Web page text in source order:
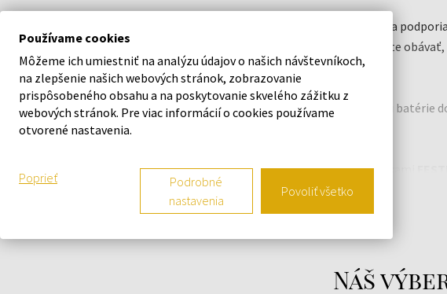
vám pridajú na elegancii a
kvalitným spracovaním z dielne značky
sa nemusíte
vedľa.
Garantujeme 100 % originalitu tovaru a bezplatnú výmenu batérie
mesiacov. Za produktmi v našej ponuke si stojíme.
Tak neváhajte a vyšperkujte váš štýl s náramkovými hodinkami
Rodina: CONNECTED
Farba puzdra: sivá
Náš
Používame cookies
Môžeme ich umiestniť na analýzu údajov o našich návštevníkoch,
na zlepšenie našich webových stránok, zobrazovanie
prispôsobeného obsahu a na poskytovanie skvelého zážitku z
webových stránok. Pre viac informácií o cookies používame
otvorené nastavenia.
Poprieť
Podrobné
nastavenia
Povoliť všetko